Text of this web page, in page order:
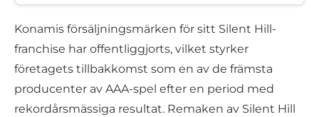
Konamis försäljningsmärken för sitt Silent Hill-
franchise har offentliggjorts, vilket styrker
företagets tillbakkomst som en av de främsta
producenter av AAA-spel efter en period med
rekordårsmässiga resultat. Remaken av Silent Hill